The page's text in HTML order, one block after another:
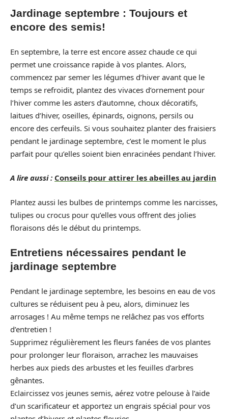
Jardinage septembre : Toujours et
encore des semis!
En septembre, la terre est encore assez chaude ce qui
permet une croissance rapide à vos plantes. Alors,
commencez par semer les légumes d’hiver avant que le
temps se refroidit, plantez des vivaces d’ornement pour
l’hiver comme les asters d’automne, choux décoratifs,
laitues d’hiver, oseilles, épinards, oignons, persils ou
encore des cerfeuils. Si vous souhaitez planter des fraisiers
pendant le jardinage septembre, c’est le moment le plus
parfait pour qu’elles soient bien enracinées pendant l’hiver.
A lire aussi : Conseils pour attirer les abeilles au jardin
Plantez aussi les bulbes de printemps comme les narcisses,
tulipes ou crocus pour qu’elles vous offrent des jolies
floraisons dés le début du printemps.
Entretiens nécessaires pendant le
jardinage septembre
Pendant le jardinage septembre, les besoins en eau de vos
cultures se réduisent peu à peu, alors, diminuez les
arrosages ! Au même temps ne relâchez pas vos efforts
d’entretien !
Supprimez régulièrement les fleurs fanées de vos plantes
pour prolonger leur floraison, arrachez les mauvaises
herbes aux pieds des arbustes et les feuilles d’arbres
gênantes.
Eclaircissez vos jeunes semis, aérez votre pelouse à l’aide
d’un scarificateur et apportez un engrais spécial pour vos